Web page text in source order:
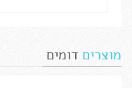
מוצרים דומים